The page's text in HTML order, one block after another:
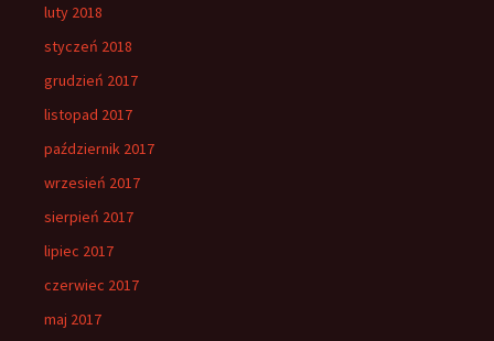
luty 2018
styczeń 2018
grudzień 2017
listopad 2017
październik 2017
wrzesień 2017
sierpień 2017
lipiec 2017
czerwiec 2017
maj 2017